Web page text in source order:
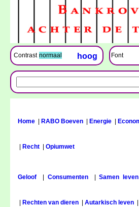
Contrast normaal hoog Font
Home RABO Boeven Energie
Recht Opiumwet
Geloof Consumenten|Samen leven
Rechten van dieren Autarkisch leven